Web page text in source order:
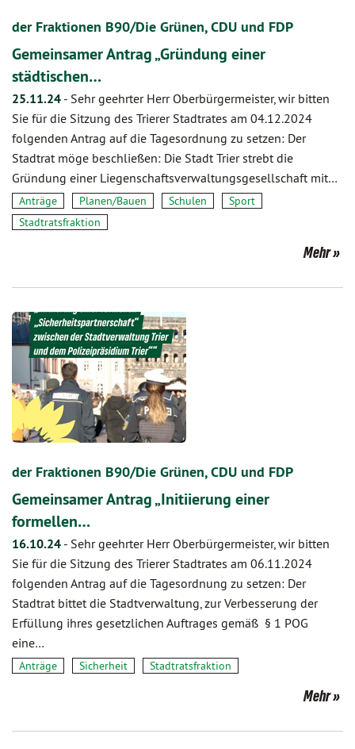
der Fraktionen B90/Die Grünen, CDU und FDP
Gemeinsamer Antrag „Gründung einer
städtischen…
25.11.24 - Sehr geehrter Herr Oberbürgermeister, wir bitten
Sie für die Sitzung des Trierer Stadtrates am 04.12.2024
folgenden Antrag auf die Tagesordnung zu setzen: Der
Stadtrat möge beschließen: Die Stadt Trier strebt die
Gründung einer Liegenschaftsverwaltungsgesellschaft mit…
Anträge Planen/Bauen Schulen
Sport
Stadtratsfraktion
Mehr
der Fraktionen B90/Die Grünen, CDU und FDP
Gemeinsamer Antrag „Initiierung einer
formellen…
16.10.24 - Sehr geehrter Herr Oberbürgermeister, wir bitten
Sie für die Sitzung des Trierer Stadtrates am 06.11.2024
folgenden Antrag auf die Tagesordnung zu setzen: Der
Stadtrat bittet die Stadtverwaltung, zur Verbesserung der
Erfüllung ihres gesetzlichen Auftrages gemäß § 1 POG
eine…
Anträge Sicherheit Stadtratsfraktion
Mehr